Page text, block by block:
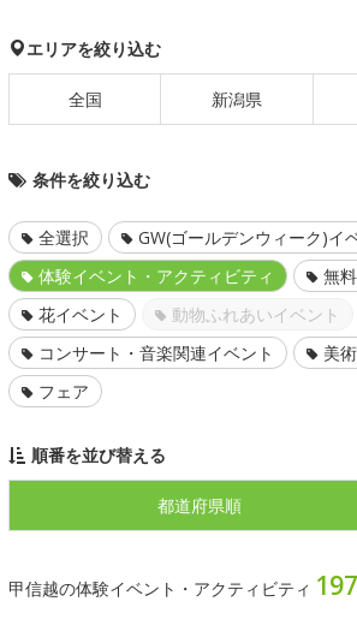
エリアを絞り込む
全国 新潟県
条件を絞り込む
全選択 GW(ゴールデンウィーク)イ
体験イベント・アクティビティ
無
花イベント
動物ふれあいイベント
コンサート・音楽関連イベント
美
フェア
順番を並び替える
都道府県順
甲信越の体験イベント・アクティビティ 197